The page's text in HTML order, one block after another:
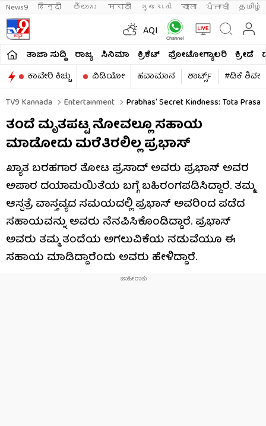
News9 हिन्दी తెలుగు मराठी ગુજરાતી বাংলা ਪੰਜਾਬੀ தமிழ்
AQI
ತಾಜಾ ಸುದ್ದಿ ರಾಜ್ಯ ಸಿನಿಮಾ ಕ್ರಿಕೆಟ್​ ಫೋಟೋಗ್ಯಾಲರಿ ಕ್ರೀಡೆ
ಕಾವೇರಿ ಕಿಚ್ಚು
ವಿಡಿಯೋ ಹವಾಮಾನ ಶಾರ್ಟ್ಸ್​
#ಡಿಕೆ
TV9 Kannada
Entertainment Prabhas' Secret Kindness: Tota
ತಂದೆ ಮೃತಪಟ್ಟ ನೋವಲ್ಲೂ ಸಹಾಯ
ಮಾಡೋದು ಮರೆತಿರಲಿಲ್ಲ ಪ್ರಭಾಸ್
ಖ್ಯಾತ ಬರಹಗಾರ ತೋಟ ಪ್ರಸಾದ್ ಅವರು ಪ್ರಭಾಸ್ ಅವರ
ಅಪಾರ ದಯಾಮಯಿತೆಯ ಬಗ್ಗೆ ಬಹಿರಂಗಪಡಿಸಿದ್ದಾರೆ. ತಮ್ಮ
ಆಸ್ಪತ್ರೆ ವಾಸ್ತವ್ಯದ ಸಮಯದಲ್ಲಿ ಪ್ರಭಾಸ್ ಅವರಿಂದ ಪಡೆದ
ಸಹಾಯವನ್ನು ಅವರು ನೆನಪಿಸಿಕೊಂಡಿದ್ದಾರೆ. ಪ್ರಭಾಸ್
ಅವರು ತಮ್ಮ ತಂದೆಯ ಅಗಲುವಿಕೆಯ ನಡುವೆಯೂ ಈ
ಸಹಾಯ ಮಾಡಿದ್ದಾರೆಂದು ಅವರು ಹೇಳಿದ್ದಾರೆ.